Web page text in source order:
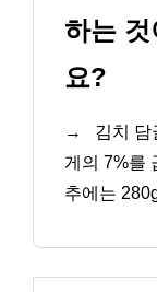
하는
요?
→
김치 담
게의 7%를
추에는